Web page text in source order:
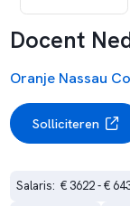
Docent
Oranje Nassau
Solliciteren
Salaris:  € 3622 - €